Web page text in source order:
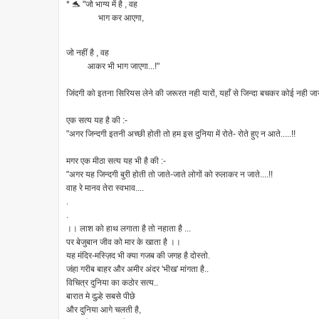
* 🐬 "जो भाग्य में है , वह
भाग कर आएगा,
जो नहीं है , वह
आकर भी भाग जाएगा...!"
जिंदगी को इतना सिरियस लेने की जरूरत नही यारों, यहाँ से जिन्दा बचकर कोई नही
एक सत्य यह है की :-
"अगर जिन्दगी इतनी अच्छी होती तो हम इस दुनिया में रोते- रोते हुए न आते.....!!
मगर एक मीठा सत्य यह भी है की :-
"अगर यह जिन्दगी बुरी होती तो जाते-जाते लोगों को रुलाकर न जाते....!!
वाह रे मानव तेरा स्वभाव....
.
.
।। लाश को हाथ लगाता है तो नहाता है ...
पर बेजुबान जीव को मार के खाता है ।।
यह मंदिर-मस्ज़िद भी क्या गजब की जगह है दोस्तो.
जंहा गरीब बाहर और अमीर अंदर 'भीख' मांगता है..
विचित्र दुनिया का कठोर सत्य..
बारात मे दुल्हे सबसे पीछे
और दुनिया आगे चलती है,